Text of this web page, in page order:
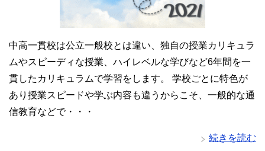
中高一貫校は公立一般校とは違い、独自の授業カリキュラ
ムやスピーディな授業、ハイレベルな学びなど6年間を一
貫したカリキュラムで学習をします。 学校ごとに特色が
あり授業スピードや学ぶ内容も違うからこそ、一般的な通
信教育などで・・・
続きを読む